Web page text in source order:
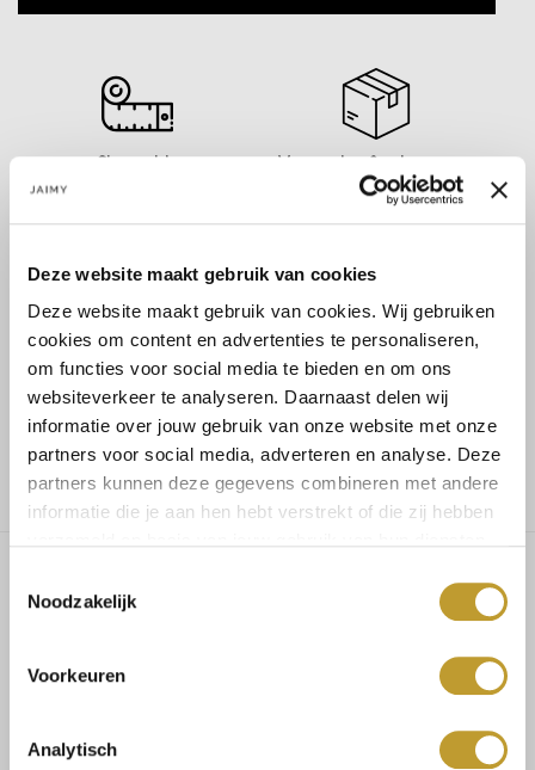
Deze website maakt gebruik van cookies
Deze website maakt gebruik van cookies. Wij gebruiken
cookies om content en advertenties te personaliseren,
om functies voor social media te bieden en om ons
websiteverkeer te analyseren. Daarnaast delen wij
informatie over jouw gebruik van onze website met onze
partners voor social media, adverteren en analyse. Deze
partners kunnen deze gegevens combineren met andere
informatie die je aan hen hebt verstrekt of die zij hebben
Noodzakelijk
Voorkeuren
Analytisch
Size guide Verzenden & retourneren
Voor 17.30u besteld, dezelfde dag verzonden
Gratis verzending vanaf €75,-
Baylor pantalon bordeaux